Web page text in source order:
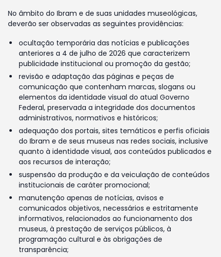
No âmbito do Ibram e de suas unidades museológicas,
deverão ser observadas as seguintes providências:
ocultação temporária das notícias e publicações
anteriores a 4 de julho de 2026 que caracterizem
publicidade institucional ou promoção da gestão;
revisão e adaptação das páginas e peças de
comunicação que contenham marcas, slogans ou
elementos da identidade visual do atual Governo
Federal, preservada a integridade dos documentos
administrativos, normativos e históricos;
adequação dos portais, sites temáticos e perfis oficiais
do Ibram e de seus museus nas redes sociais, inclusive
quanto à identidade visual, aos conteúdos publicados e
aos recursos de interação;
suspensão da produção e da veiculação de conteúdos
institucionais de caráter promocional;
manutenção apenas de notícias, avisos e
comunicados objetivos, necessários e estritamente
informativos, relacionados ao funcionamento dos
museus, à prestação de serviços públicos, à
programação cultural e às obrigações de
transparência;